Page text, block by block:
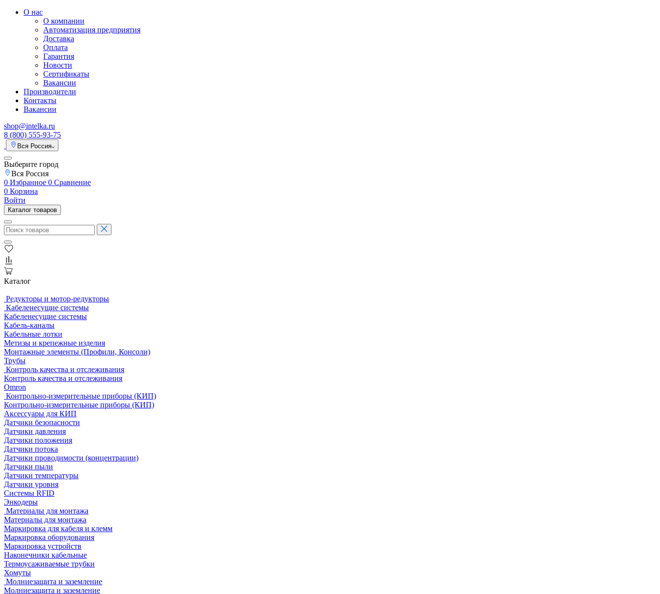
О нас
О компании
Автоматизация предприятия
Доставка
Оплата
Гарантия
Новости
Сертификаты
Вакансии
Производители
Контакты
Вакансии
shop@intelka.ru
8 (800) 555-93-75
Вся Россия
Выберите город
Вся Россия
0 Избранное 0 Сравнение
0 Корзина
Войти
Каталог товаров
Каталог
Редукторы и мотор-редукторы
Кабеленесущие системы
Кабеленесущие системы
Кабель-каналы
Кабельные лотки
Метизы и крепежные изделия
Монтажные элементы (Профили, Консоли)
Трубы
Контроль качества и отслеживания
Контроль качества и отслеживания
Omron
Контрольно-измерительные приборы (КИП)
Контрольно-измерительные приборы (КИП)
Аксессуары для КИП
Датчики безопасности
Датчики давления
Датчики положения
Датчики потока
Датчики проводимости (концентрации)
Датчики пыли
Датчики температуры
Датчики уровня
Системы RFID
Энкодеры
Материалы для монтажа
Материалы для монтажа
Маркировка для кабеля и клемм
Маркировка оборудования
Маркировка устройств
Наконечники кабельные
Термоусаживаемые трубки
Хомуты
Молниезащита и заземление
Молниезащита и заземление